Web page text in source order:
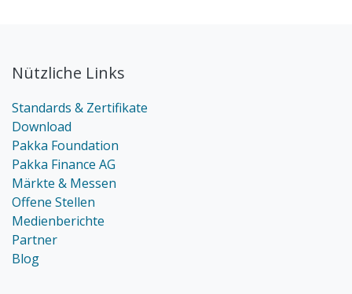
Nützliche Links
Standards & Zertifikate
Download
Pakka Foundation
Pakka Finance AG
Märkte & Messen
Offene Stellen
Medienberichte
Partner
Blog